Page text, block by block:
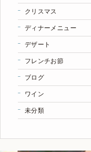
クリスマス
ディナーメニュー
デザート
フレンチお節
ブログ
ワイン
未分類